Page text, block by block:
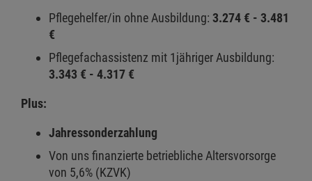
Pflegehelfer/in ohne Ausbildung: 3.274 € - 3.481
€
Pflegefachassistenz mit 1jähriger Ausbildung:
3.343 € - 4.317 €
Plus:
Jahressonderzahlung
Von uns finanzierte betriebliche Altersvorsorge
von 5,6% (KZVK)